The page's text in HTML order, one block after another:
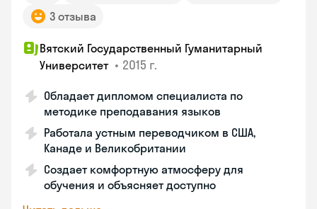
3 отзыва
Вятский Государственный Гуманитарный
Университет • 2015 г.
Обладает дипломом специалиста по
методике преподавания языков
Работала устным переводчиком в США,
Канаде и Великобритании
Создает комфортную атмосферу для
обучения и объясняет доступно